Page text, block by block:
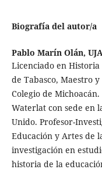
Biografía del autor/a
Pablo Marín Olán,
Licenciado en
de Tabasco, Maestro
Colegio de
Waterlat con sede en
Unido. Profesor-
Educación y Artes de
investigación en
historia de la